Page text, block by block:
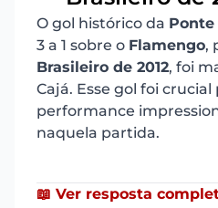
O gol histórico da
3 a 1 sobre o Flamengo,
Brasileiro de 2012, foi
Cajá. Esse gol foi
performance
naquela partida.
📖 Ver resposta